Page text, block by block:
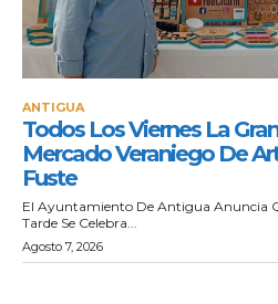
ANTIGUA
Todos Los Viernes La
Mercado Veraniego De
Fuste
El Ayuntamiento De Antigua Anuncia
Tarde Se Celebra...
Agosto 7, 2026